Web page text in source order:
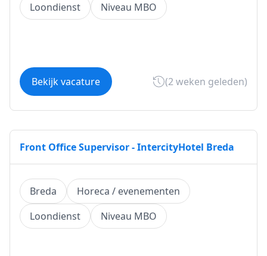
Loondienst
Niveau MBO
Bekijk vacature (2 weken geleden)
Front Office Supervisor - IntercityHotel Breda
Breda
Horeca / evenementen
Loondienst
Niveau MBO